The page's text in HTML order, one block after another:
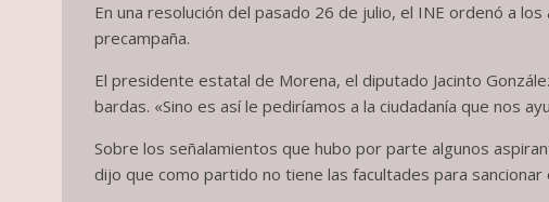
En una resolución del pasado 26 de julio, el INE ordenó a
precampaña.
El presidente estatal de Morena, el diputado Jacinto
bardas. «Sino es así le pediríamos a la ciudadanía que nos
Sobre los señalamientos que hubo por parte algunos
dijo que como partido no tiene las facultades para